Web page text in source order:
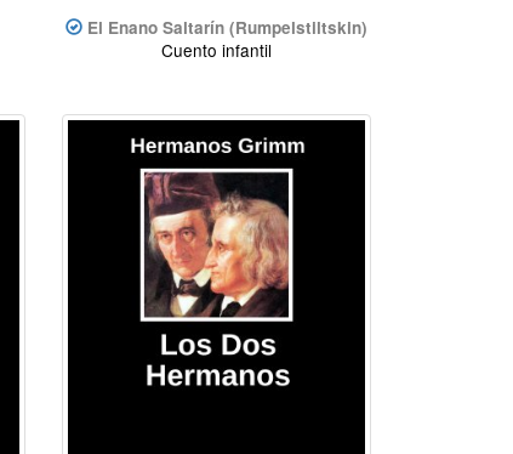
El Enano Saltarín (Rumpelstiltskin)
Cuento infantil